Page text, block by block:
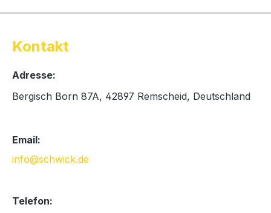
Kontakt
Adresse:
Bergisch Born 87A, 42897 Remscheid, Deutschland
Email:
info@schwick.de
Telefon: